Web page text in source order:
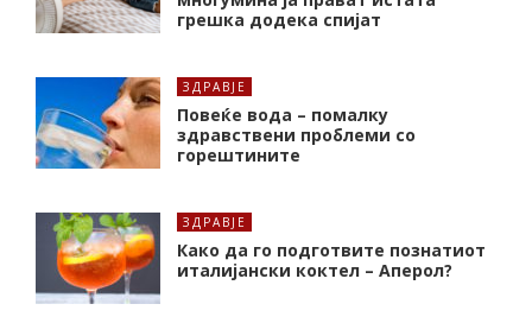
грешка додека спијат
ЗДРАВЈЕ
Повеќе вода – помалку
здравствени проблеми со
горештините
ЗДРАВЈЕ
Како да го подготвите познатиот
италијански коктел – Аперол?